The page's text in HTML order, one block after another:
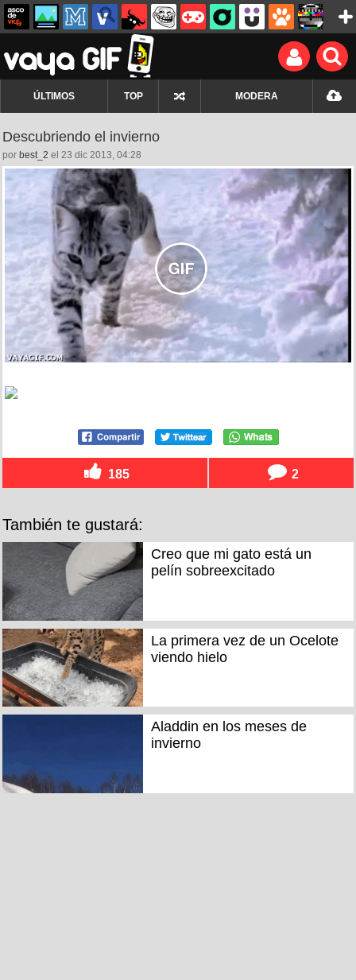
ÚLTIMOS TOP MODERA
Descubriendo el invierno
por best_2 el 23 dic 2013, 04:28
185 2
También te gustará:
Creo que mi gato está un
pelín sobreexcitado
La primera vez de un Ocelote
viendo hielo
Aladdin en los meses de
invierno